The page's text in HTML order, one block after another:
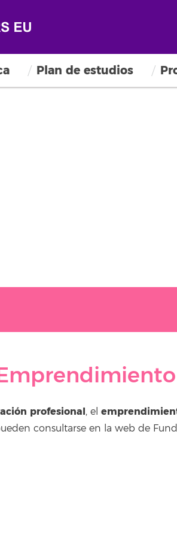
Plan de estudios
profesional, el
consultarse en la web de